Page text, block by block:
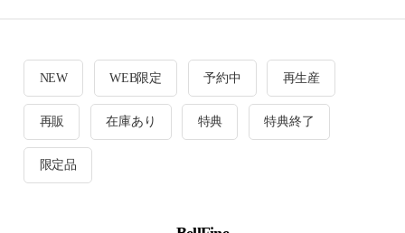
NEW WEB限定 予約中 再生産
再販 在庫あり 特典 特典終了
限定品